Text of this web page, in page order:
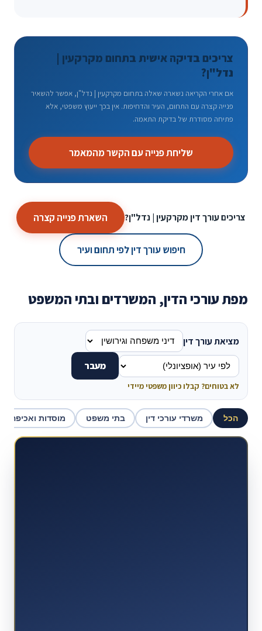
צריכים בדיקה אישית בתחום מקרקעין |
נדל"ן?
אם אחרי הקריאה נשארה שאלה בתחום מקרקעין | נדל"ן, אפשר להשאיר
פנייה קצרה עם התחום, העיר והדחיפות. אין בכך ייעוץ משפטי, אלא
פתיחה מסודרת של בדיקת התאמה.
שליחת פנייה עם הקשר מהמאמר
צריכים עורך דין מקרקעין | נדל"ן? השארת פנייה קצרה
חיפוש עורך דין לפי תחום ועיר
מפת עורכי הדין, המשרדים ובתי המשפט
מציאת עורך דין
מעבר
לא בטוחים? קבלו כיוון משפטי מיידי
הכל משרדי עורכי דין בתי משפט מוסדות ואכיפה